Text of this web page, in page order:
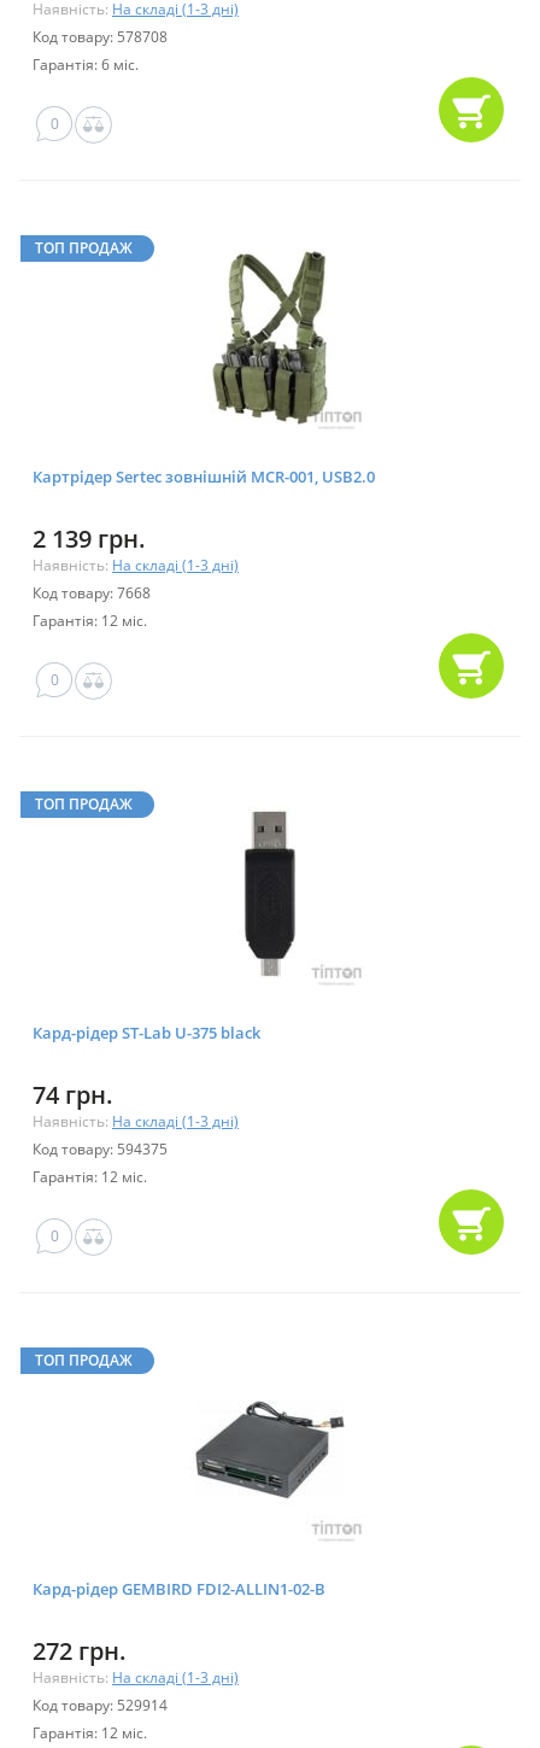
Наявність: На складі (1-3 дні)
Код товару: 578708
Гарантія: 6 міс.
0
ТОП ПРОДАЖ
Картрідер Sertec зовнішній MCR-001, USB2.0
2 139 грн.
Наявність: На складі (1-3 дні)
Код товару: 7668
Гарантія: 12 міс.
0
ТОП ПРОДАЖ
Кард-рідер ST-Lab U-375 black
74 грн.
Наявність: На складі (1-3 дні)
Код товару: 594375
Гарантія: 12 міс.
0
ТОП ПРОДАЖ
Кард-рідер GEMBIRD FDI2-ALLIN1-02-B
272 грн.
Наявність: На складі (1-3 дні)
Код товару: 529914
Гарантія: 12 міс.